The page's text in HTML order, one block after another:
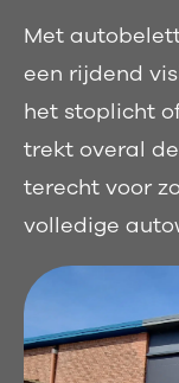
Met
een rijdend
het stoplicht
trekt overal
terecht voor
volledige